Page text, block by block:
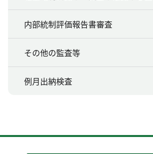
内部統制評価報告書審査
その他の監査等
例月出納検査